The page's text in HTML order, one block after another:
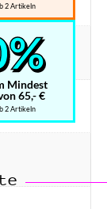
2 Artikeln
Mindest
65,- €
2 Artikeln